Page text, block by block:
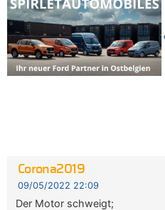
Corona2019
09/05/2022 22:09
Der Motor schweigt;